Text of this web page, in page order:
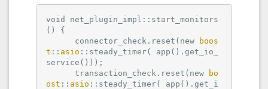
void net_plugin_impl ::start_monitors
()
{
connector_check .reset (new
boos
t :: asio ::steady_timer( app().get_io_
service()));
transaction_check .reset (new
bo
ost :: asio ::steady_timer( app().get_i